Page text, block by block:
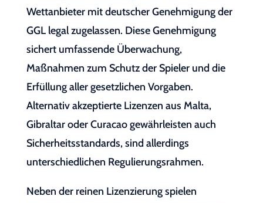
Wettanbieter mit deutscher Genehmigung der
GGL legal zugelassen. Diese Genehmigung
sichert umfassende Überwachung,
Maßnahmen zum Schutz der Spieler und die
Erfüllung aller gesetzlichen Vorgaben.
Alternativ akzeptierte Lizenzen aus Malta,
Gibraltar oder Curacao gewährleisten auch
Sicherheitsstandards, sind allerdings
unterschiedlichen Regulierungsrahmen.
Neben der reinen Lizenzierung spielen